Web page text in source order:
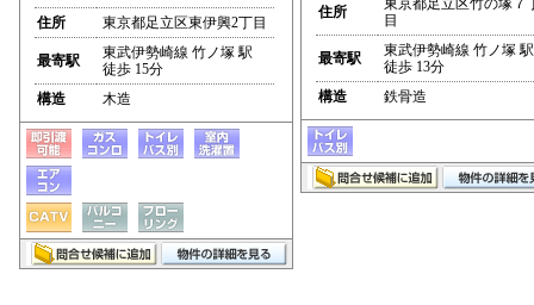
住所
東京都足立区東伊興2丁目
最寄駅
東武伊勢崎線 竹ノ塚 駅
徒歩 15分
構造
木造
住所
東京都足立区竹の塚７
目
最寄駅
東武伊勢崎線 竹ノ塚 駅
徒歩 13分
構造
鉄骨造